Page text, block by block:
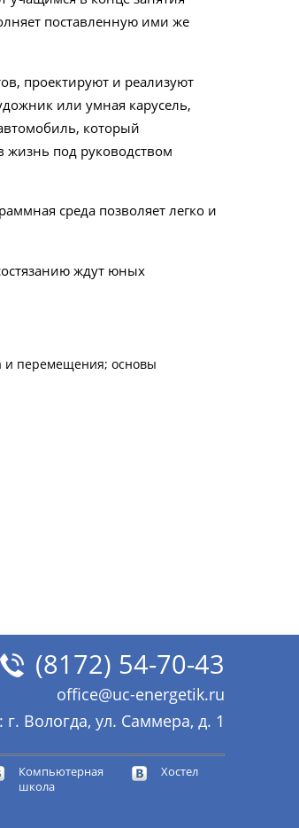
поставленную ими же
проектируют и реализуют
или умная карусель,
который
жизнь под руководством
среда позволяет легко и
ждут юных
и перемещения; основы
(8172) 54-70-43
office@uc-energetik.ru
г. Вологда, ул. Саммера, д. 1
Компьютерная
школа
Хостел